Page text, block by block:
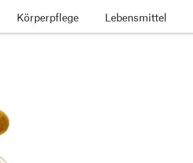
Körperpflege Lebensmittel